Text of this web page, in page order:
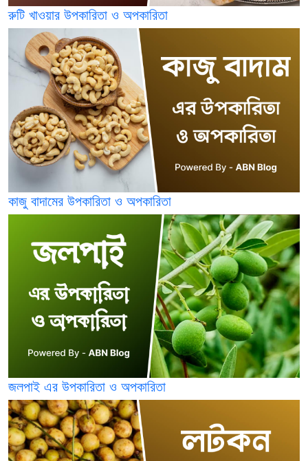
রুটি খাওয়ার উপকারিতা ও অপকারিতা
কাজু বাদামের উপকারিতা ও অপকারিতা
জলপাই এর উপকারিতা ও অপকারিতা